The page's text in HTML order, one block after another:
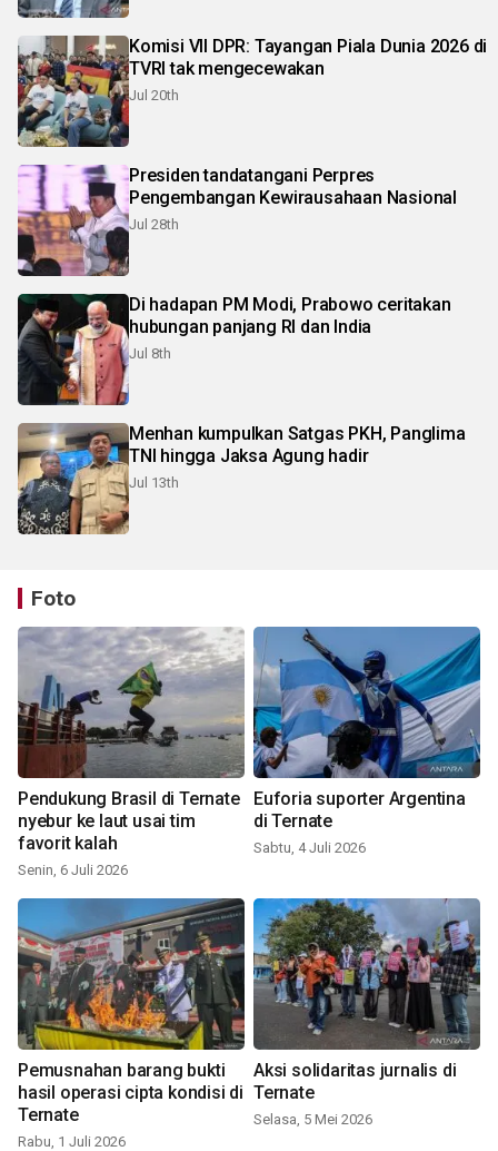
Komisi VII DPR: Tayangan Piala Dunia 2026 di
TVRI tak mengecewakan
Jul 20th
Presiden tandatangani Perpres
Pengembangan Kewirausahaan Nasional
Jul 28th
Di hadapan PM Modi, Prabowo ceritakan
hubungan panjang RI dan India
Jul 8th
Menhan kumpulkan Satgas PKH, Panglima
TNI hingga Jaksa Agung hadir
Jul 13th
Foto
Pendukung Brasil di Ternate
nyebur ke laut usai tim
favorit kalah
Senin, 6 Juli 2026
Euforia suporter Argentina
di Ternate
Sabtu, 4 Juli 2026
Pemusnahan barang bukti
hasil operasi cipta kondisi di
Ternate
Rabu, 1 Juli 2026
Aksi solidaritas jurnalis di
Ternate
Selasa, 5 Mei 2026